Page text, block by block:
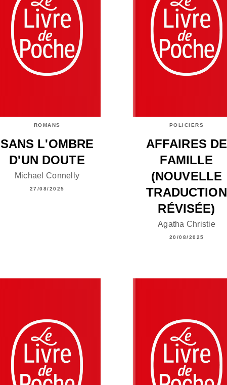
ROMANS
SANS L'OMBRE
D'UN DOUTE
Michael Connelly
27/08/2025
POLICIERS
AFFAIRES DE
FAMILLE
(NOUVELLE
TRADUCTION
RÉVISÉE)
Agatha Christie
20/08/2025